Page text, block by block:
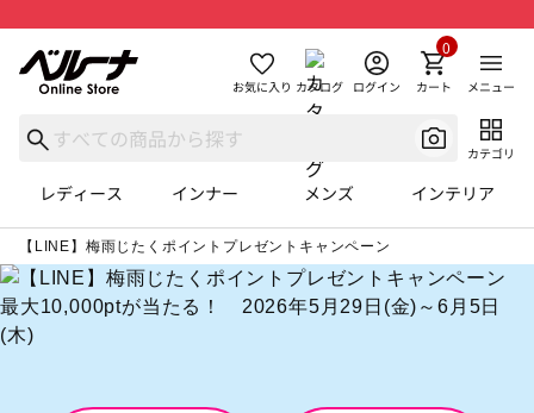
お気に入り カタログ ログイン カート
0
メニュー
カテゴリ
レディース インナー メンズ インテリア
【LINE】梅雨じたくポイントプレゼントキャンペーン